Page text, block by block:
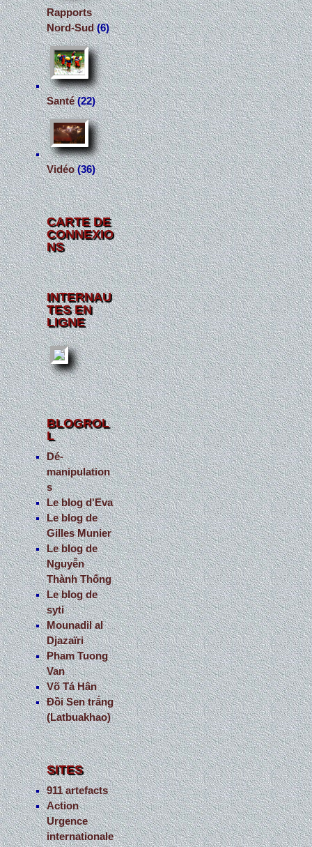
Rapports
Nord-Sud(6)
Santé(22)
Vidéo(36)
CARTE DE
CONNEXIO
NS
INTERNAU
TES EN
LIGNE
BLOGROL
L
Dé-
manipulation
s
Le blog d'Eva
Le blog de
Gilles Munier
Le blog de
Nguyễn
Thành Thống
Le blog de
syti
Mounadil al
Djazaïri
Pham Tuong
Van
Võ Tá Hân
Đồi Sen trắng
(Latbuakhao)
SITES
911 artefacts
Action
Urgence
internationale